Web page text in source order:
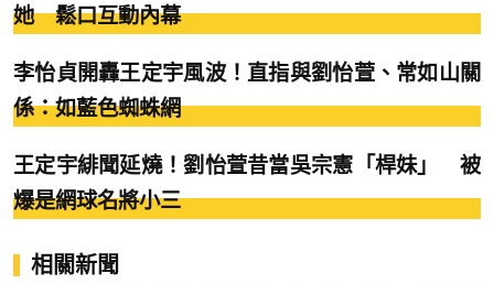
她 鬆口互動內幕
李怡貞開轟王定宇風波！直指與劉怡萱、常如山關
係：如藍色蜘蛛網
王定宇緋聞延燒！劉怡萱昔當吳宗憲「桿妹」 被
爆是網球名將小三
相關新聞